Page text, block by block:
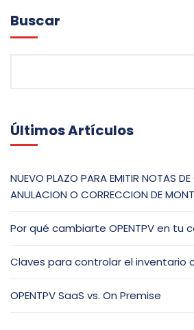
Buscar
Últimos Artículos
NUEVO PLAZO PARA EMITIR NOTAS DE
ANULACION O CORRECCION DE
Por qué cambiarte OPENTPV en tu
Claves para controlar el inventario
OPENTPV SaaS vs. On Premise